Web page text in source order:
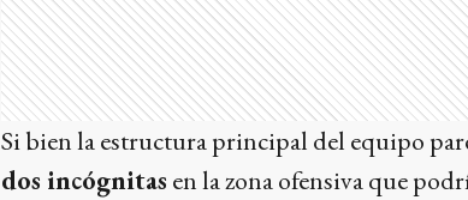
Si bien la estructura principal del equipo
dos incógnitas en la zona ofensiva que